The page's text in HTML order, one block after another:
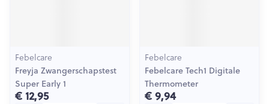
Febelcare
Freyja Zwangerschapstest
Super Early 1
€ 12,95
Febelcare
Febelcare Tech1 Digitale
Thermometer
€ 9,94